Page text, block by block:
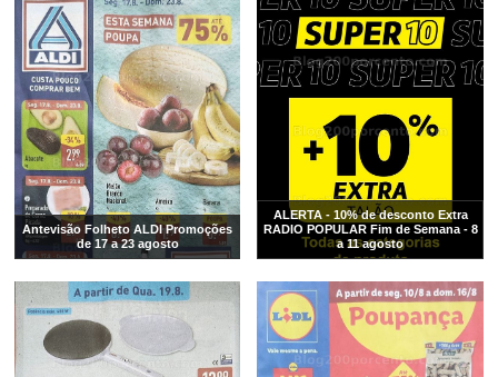
Antevisão Folheto ALDI Promoções
de 17 a 23 agosto
ALERTA - 10% de desconto Extra
RADIO POPULAR Fim de Semana - 8
a 11 agosto